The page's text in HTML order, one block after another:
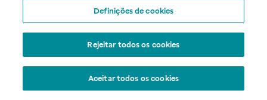
Definições de cookies
Rejeitar todos os cookies
Aceitar todos os cookies